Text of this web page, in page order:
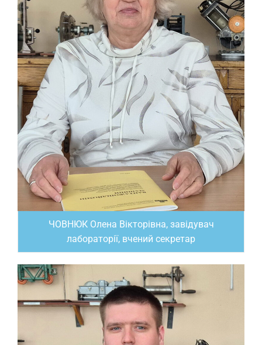
ЧОВНЮК Олена Вікторівна, завідувач
лабораторії, вчений секретар